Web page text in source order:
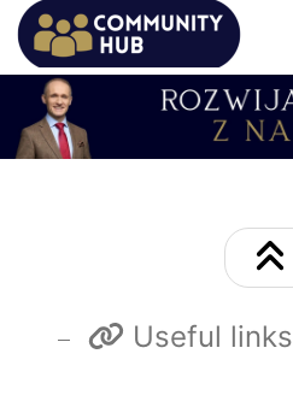
Navigation
Home
My coursesUseful links